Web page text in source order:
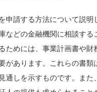
申請する方法について説明
などの金融機関に相談する
ためには、事業計画書や財
があります。これらの書類
通しを示すものです。また